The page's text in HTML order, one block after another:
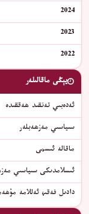
2024
2023
2022
يېڭى ماقالىلەر
ئەدەبىي تەنقىد ھەققىدە
سىياسىي مەزھەبلەر
ماقالە ئىسمى
ئىسلامدىكى سىياسىي
دادىل فەقىھ ئەللامە